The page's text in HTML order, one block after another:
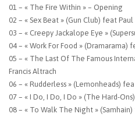
01 – « The Fire Within » – Opening
02 – « Sex Beat » (Gun Club) feat Paul
03 – « Creepy Jackalope Eye »
04 – « Work For Food » (Dramarama)
05 – « The Last Of The Famous
Francis Altrach
06 – « Rudderless » (Lemonheads)
07 – « I Do, I Do, I Do » (The Hard-
08 – « To Walk The Night » (Samhain)